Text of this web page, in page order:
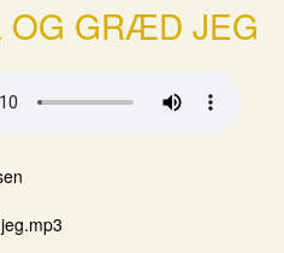
OG GRÆD JEG